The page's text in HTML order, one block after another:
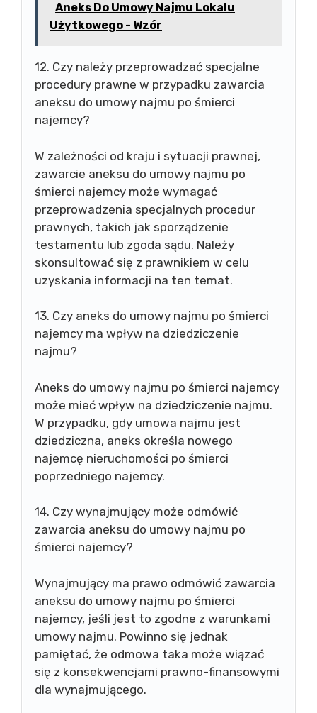
Aneks Do Umowy Najmu Lokalu
Użytkowego - Wzór
12. Czy należy przeprowadzać specjalne
procedury prawne w przypadku zawarcia
aneksu do umowy najmu po śmierci
najemcy?
W zależności od kraju i sytuacji prawnej,
zawarcie aneksu do umowy najmu po
śmierci najemcy może wymagać
przeprowadzenia specjalnych procedur
prawnych, takich jak sporządzenie
testamentu lub zgoda sądu. Należy
skonsultować się z prawnikiem w celu
uzyskania informacji na ten temat.
13. Czy aneks do umowy najmu po śmierci
najemcy ma wpływ na dziedziczenie
najmu?
Aneks do umowy najmu po śmierci najemcy
może mieć wpływ na dziedziczenie najmu.
W przypadku, gdy umowa najmu jest
dziedziczna, aneks określa nowego
najemcę nieruchomości po śmierci
poprzedniego najemcy.
14. Czy wynajmujący może odmówić
zawarcia aneksu do umowy najmu po
śmierci najemcy?
Wynajmujący ma prawo odmówić zawarcia
aneksu do umowy najmu po śmierci
najemcy, jeśli jest to zgodne z warunkami
umowy najmu. Powinno się jednak
pamiętać, że odmowa taka może wiązać
się z konsekwencjami prawno-finansowymi
dla wynajmującego.